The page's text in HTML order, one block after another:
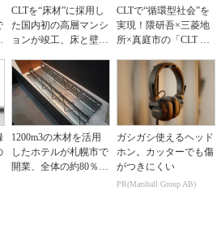
CLTを“床材”に採用し
た国内初の高層マンシ
ョンが竣工、床と壁に
CLTで“循環型社会”を
実現！隈研吾×三菱地
所×真庭市の「CLT 晴
1200m3の木材を活用
したホテルが札幌市で
開業、全体の約80％に
ガシガシ使えるヘッド
ホン。カッターでも傷
がつきにくい
PR(Marshall Group AB)